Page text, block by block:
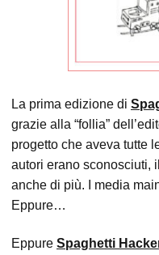
La prima edizione di
grazie alla “follia”
progetto che aveva tutte
autori erano
anche di più. I media
Eppure…
Eppure Spaghetti